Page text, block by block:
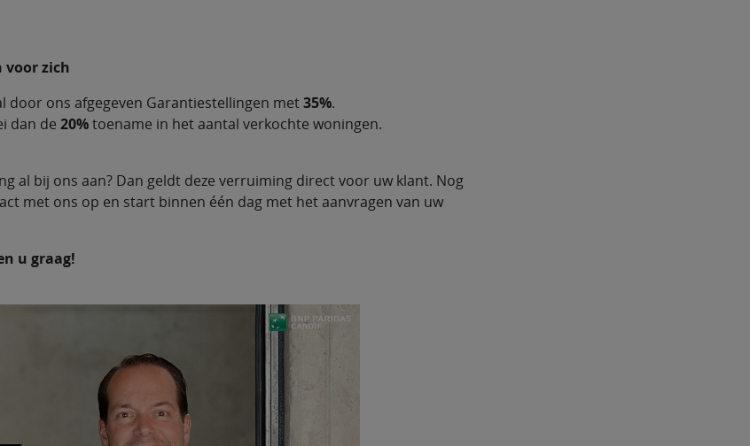
voor zich
door ons afgegeven Garantiestellingen met35%.
dan de 20%toename in het aantal verkochte woningen.
al bij ons aan? Dan geldt deze verruiming direct voor uw klant. Nog
met ons op en start binnen één dag met het aanvragen van uw
u graag!